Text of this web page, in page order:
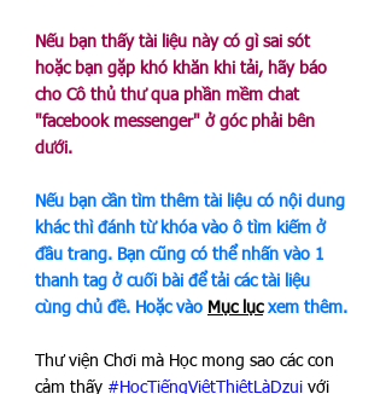
Nếu bạn thấy tài liệu này có gì sai sót
hoặc bạn gặp khó khăn khi tải, hãy báo
cho Cô thủ thư qua phần mềm chat
"facebook messenger" ở góc phải bên
dưới.
Nếu bạn cần tìm thêm tài liệu có nội dung
khác thì đánh từ khóa vào ô tìm kiếm ở
đầu trang. Bạn cũng có thể nhấn vào 1
thanh tag ở cuối bài để tải các tài liệu
cùng chủ đề. Hoặc vào Mục lục xem thêm.
Thư viện Chơi mà Học mong sao các con
cảm thấy #HọcTiếngViệtThiệtLàDzui với